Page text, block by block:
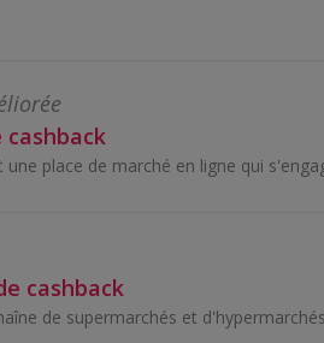
cashback
cashback